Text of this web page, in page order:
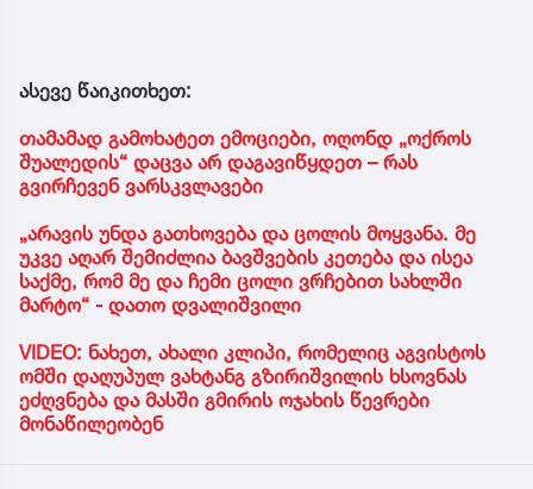
ასევე წაიკითხეთ:
თამამად გამოხატეთ ემოციები, ოღონდ „ოქროს
შუალედის“ დაცვა არ დაგავიწყდეთ – რას
გვირჩევენ ვარსკვლავები
„არავის უნდა გათხოვება და ცოლის მოყვანა. მე
უკვე აღარ შემიძლია ბავშვების კეთება და ისეა
საქმე, რომ მე და ჩემი ცოლი ვრჩებით სახლში
მარტო“ - დათო დვალიშვილი
VIDEO: ნახეთ, ახალი კლიპი, რომელიც აგვისტოს
ომში დაღუპულ ვახტანგ გზირიშვილის ხსოვნას
ეძღვნება და მასში გმირის ოჯახის წევრები
მონაწილეობენ